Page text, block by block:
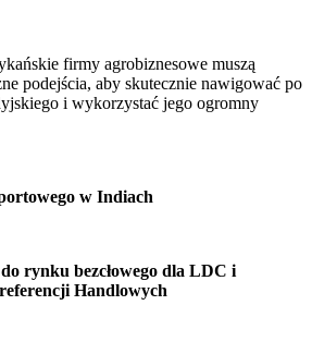
firmy agrobiznesowe muszą
podejścia, aby skutecznie nawigować po
i wykorzystać jego ogromny
w Indiach
rynku bezcłowego dla LDC i
Handlowych